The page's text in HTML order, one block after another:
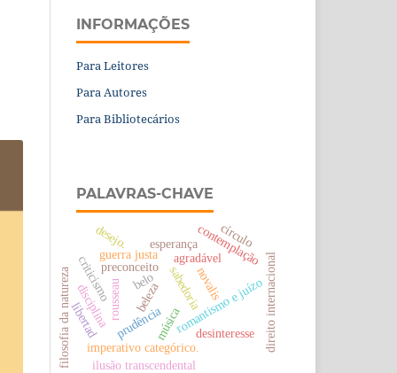
INFORMAÇÕES
Para Leitores
Para Autores
Para Bibliotecários
PALAVRAS-CHAVE
preconceito
beleza novalis
criticismo romantismo e juízo
música
belo
agradávelcontemplação
desinteresse
prudência
imperativo categórico.
sabedoria
rousseau
disciplina
guerra justa direito internacional
libertad
ilusão transcendental
filosofia da natureza
esperança
desejo. círculo